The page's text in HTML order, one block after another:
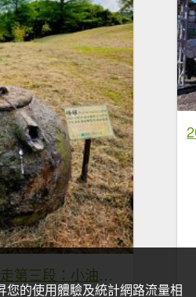
2026年臺北大縱走第三段：小油坑至風櫃口
的使用體驗及統計網路流量相